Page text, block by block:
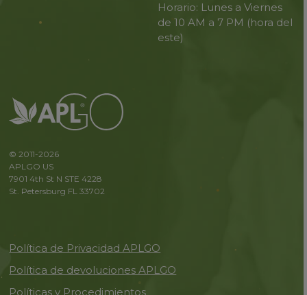
Horario: Lunes a Viernes
de 10 AM a 7 PM (hora del
este)
© 2011-2026
APLGO US
7901 4th St N STE 4228
St. Petersburg FL 33702
Política de Privacidad APLGO
Política de devoluciones APLGO
Políticas y Procedimientos